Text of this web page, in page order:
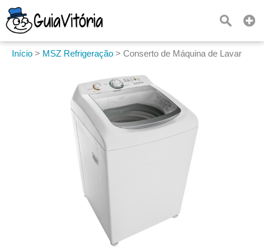
Início > MSZ Refrigeração > Conserto de Máquina de Lavar